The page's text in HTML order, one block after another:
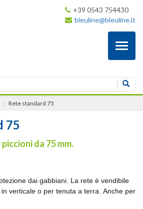
+39 0543 754430
bleuline@bleuline.it
Rete standard 75
75
da 75 mm.
dai gabbiani. La rete è vendibile
verticale o per tenuta a terra. Anche per